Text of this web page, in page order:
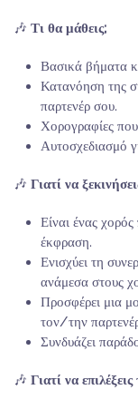
🎶 Τι θα μάθεις;
Βασικά βήματα
Κατανόηση της
παρτενέρ σου.
Χορογραφίες
Αυτοσχεδιασμό
🎶 Γιατί να
Είναι ένας
έκφραση.
Ενισχύει τη
ανάμεσα στους
Προσφέρει μια
τον/την
Συνδυάζει
🎶 Γιατί να